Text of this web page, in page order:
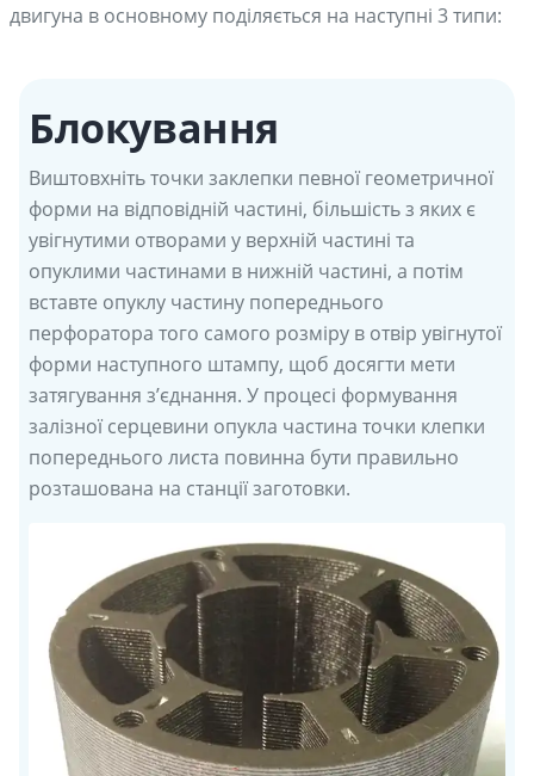
двигуна в основному поділяється на наступні 3 типи:
Блокування
Виштовхніть точки заклепки певної геометричної
форми на відповідній частині, більшість з яких є
увігнутими отворами у верхній частині та
опуклими частинами в нижній частині, а потім
вставте опуклу частину попереднього
перфоратора того самого розміру в отвір увігнутої
форми наступного штампу, щоб досягти мети
затягування з’єднання. У процесі формування
залізної серцевини опукла частина точки клепки
попереднього листа повинна бути правильно
розташована на станції заготовки.